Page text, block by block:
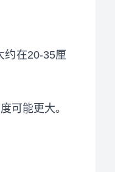
约在20-35厘
可能更大。